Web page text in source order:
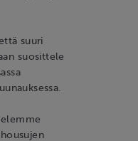
suuri
suosittele